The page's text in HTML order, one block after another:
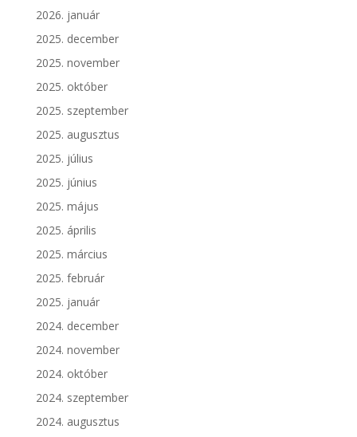
2026. január
2025. december
2025. november
2025. október
2025. szeptember
2025. augusztus
2025. július
2025. június
2025. május
2025. április
2025. március
2025. február
2025. január
2024. december
2024. november
2024. október
2024. szeptember
2024. augusztus